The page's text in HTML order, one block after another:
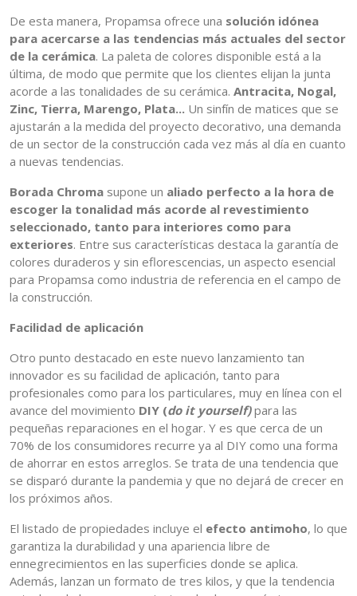
De esta manera, Propamsa ofrece una solución idónea
para acercarse a las tendencias más actuales del sector
de la cerámica. La paleta de colores disponible está a la
última, de modo que permite que los clientes elijan la junta
acorde a las tonalidades de su cerámica. Antracita, Nogal,
Zinc, Tierra, Marengo, Plata... Un sinfín de matices que se
ajustarán a la medida del proyecto decorativo, una demanda
de un sector de la construcción cada vez más al día en cuanto
a nuevas tendencias.
Borada Chroma supone un aliado perfecto a la hora de
escoger la tonalidad más acorde al revestimiento
seleccionado, tanto para interiores como para
exteriores. Entre sus características destaca la garantía de
colores duraderos y sin eflorescencias, un aspecto esencial
para Propamsa como industria de referencia en el campo de
la construcción.
Facilidad de aplicación
Otro punto destacado en este nuevo lanzamiento tan
innovador es su facilidad de aplicación, tanto para
profesionales como para los particulares, muy en línea con el
avance del movimiento DIY (do it yourself) para las
pequeñas reparaciones en el hogar. Y es que cerca de un
70% de los consumidores recurre ya al DIY como una forma
de ahorrar en estos arreglos. Se trata de una tendencia que
se disparó durante la pandemia y que no dejará de crecer en
los próximos años.
El listado de propiedades incluye el efecto antimoho, lo que
garantiza la durabilidad y una apariencia libre de
ennegrecimientos en las superficies donde se aplica.
Además, lanzan un formato de tres kilos, y que la tendencia